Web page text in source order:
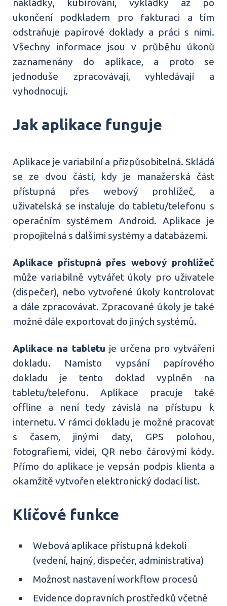
nakládky, kubírování, vykládky až po
ukončení podkladem pro fakturaci a tím
odstraňuje papírové doklady a práci s nimi.
Všechny informace jsou v průběhu úkonů
zaznamenány do aplikace, a proto se
jednoduše zpracovávají, vyhledávají a
vyhodnocují.
Jak aplikace funguje
Aplikace je variabilní a přizpůsobitelná. Skládá
se ze dvou částí, kdy je manažerská část
přístupná přes webový prohlížeč, a
uživatelská se instaluje do tabletu/telefonu s
operačním systémem Android. Aplikace je
propojitelná s dalšími systémy a databázemi.
Aplikace přístupná přes webový prohlížeč
může variabilně vytvářet úkoly pro uživatele
(dispečer), nebo vytvořené úkoly kontrolovat
a dále zpracovávat. Zpracované úkoly je také
možné dále exportovat do jiných systémů.
Aplikace na tabletu je určena pro vytváření
dokladu. Namísto vypsání papírového
dokladu je tento doklad vyplněn na
tabletu/telefonu. Aplikace pracuje také
offline a není tedy závislá na přístupu k
internetu. V rámci dokladu je možné pracovat
s časem, jinými daty, GPS polohou,
fotografiemi, videi, QR nebo čárovými kódy.
Přímo do aplikace je vepsán podpis klienta a
okamžitě vytvořen elektronický dodací list.
Klíčové funkce
Webová aplikace přístupná kdekoli
(vedení, hajný, dispečer, administrativa)
Možnost nastavení workflow procesů
Evidence dopravních prostředků včetně